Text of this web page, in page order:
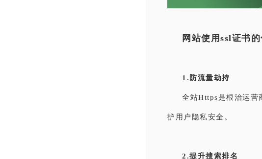
网站使用ssl证书的
1.防流量劫持
全站Https是根治运营
护用户隐私安全。
2.提升搜索排名